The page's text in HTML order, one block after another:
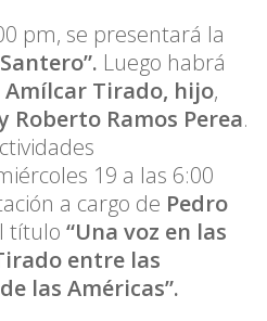
pm, se presentará la
Luego habrá
Amílcar Tirado, hijo,
Roberto Ramos Perea.
19 a las 6:00
a cargo de Pedro
título “Una voz en las
entre las
las Américas”.